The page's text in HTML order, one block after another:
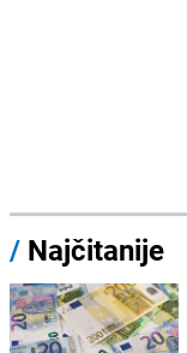
/ Najčitanije